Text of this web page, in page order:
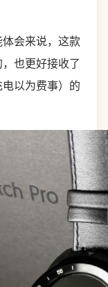
会来说，这款
也更好接收了
以为费事）的